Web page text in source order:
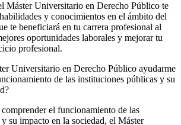
Máster Universitario en Derecho Público te
y conocimientos en el ámbito del
te beneficiará en tu carrera profesional al
oportunidades laborales y mejorar tu
profesional.
Universitario en Derecho Público ayudarme
de las instituciones públicas y su
comprender el funcionamiento de las
su impacto en la sociedad, el Máster